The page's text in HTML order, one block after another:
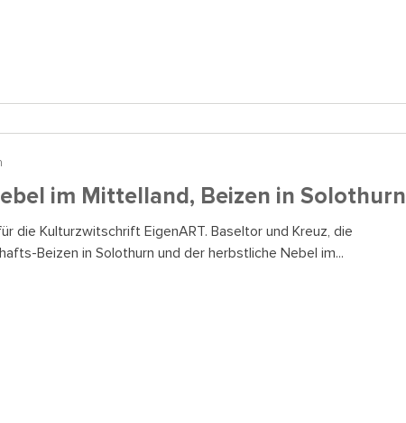
im Mittelland, Beizen in Solothurn
die Kulturzwitschrift EigenART. Baseltor und Kreuz, die
Beizen in Solothurn und der herbstliche Nebel im...